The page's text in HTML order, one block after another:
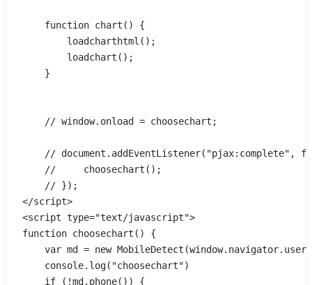
    function chart() {
        loadcharthtml();
        loadchart();
    }
    // window.onload = choosechart;
// document.addEventListener("pjax:complete",
    //     choosechart();
    // });
</script>
<script type="text/javascript">
function choosechart() {
var md = new
    console.log("choosechart")
    if (!md.phone()) {